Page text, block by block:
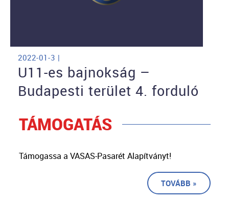
2022-01-3 |
U11-es bajnokság –
Budapesti terület 4. forduló
TÁMOGATÁS
Támogassa a VASAS-Pasarét Alapítványt!
TOVÁBB »